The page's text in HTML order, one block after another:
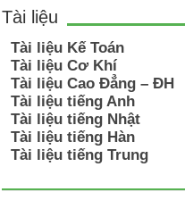
Tài liệu
Tài liệu Kế Toán
Tài liệu Cơ Khí
Tài liệu Cao Đẳng – ĐH
Tài liệu tiếng Anh
Tài liệu tiếng Nhật
Tài liệu tiếng Hàn
Tài liệu tiếng Trung